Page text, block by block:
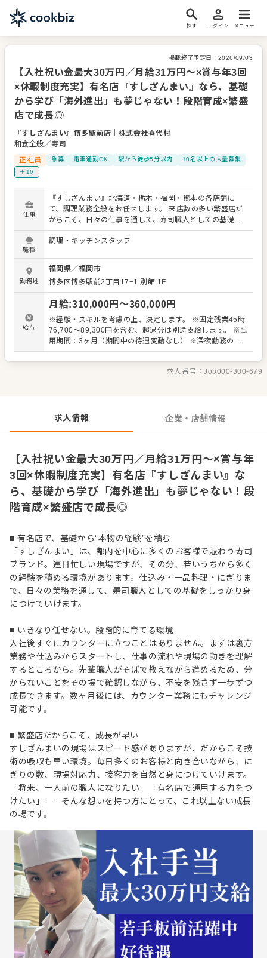
探す ログイン メニュー
掲載終了予定日： 2026/09/03
【入社祝い金最大30万円／月給31万円～×賞与年3回
×休暇制度充実】有名店『すしざんまい』なら、基礎
から学び「海外進出」も夢じゃない！段階育成×繁盛
店で成長◎
『すしざんまい』博多駅前店
株式会社喜代村
和食全般／寿司
正社員
急募 電車通勤OK 駅から徒歩5分以内
10名以上の大量募集
＋16
仕事
『すしざんまい』北海道・栃木・福岡・熊本の各店舗に
て、調理業務全般をお任せします。 来店数の多い繁盛店だ
からこそ、日々の仕事を通して、寿司職人としての基礎と
現場力を着実に身につけていける環境です。 ＜入社後の流
れ＞ まずは仕込みや一品料理の調理など、裏方業務からス
ため、仕事の流れや動きを学びながら、無理なく現場に慣
れていくことができます。 仕事に慣れてきたら、徐々にカ
ウンター業務にも挑戦。 目安として、入社後3～4ヶ月ほど
でカウンターに立つスタッフが多く、段階的に経験を積め
る体制が整っています。 ＜主な業務内容＞ ・仕込み業務全
般 ・一品料理の調理 ・カウンター内でのすしのにぎり ・
営業中の調理・現場対応 毎日多くのお客様と向き合う繁盛
店だからこそ、にぎりの数や接客の経験も豊富。 「一人前
い」そんな方に最適な環境です。
職種
調理・キッチンスタッフ
勤務地
福岡県／福岡市
博多区博多駅前2丁目17−1 別館 1F
給与
月給:310,000円〜360,000円
※経験・スキルを考慮の上、決定します。 ※固定残業45時
76,700～89,300円を含む、超過分は別途支給します。 ※試
用期間：3ヶ月（期間中の待遇変動なし） ※深夜勤務の場
合、深夜手当は別途支給します。
求人番号：Job000-300-679
求人情報 企業・店舗情報
【入社祝い金最大30万円／月給31万円～×賞与年
3回×休暇制度充実】有名店『すしざんまい』な
ら、基礎から学び「海外進出」も夢じゃない！段
階育成×繁盛店で成長◎
■ 有名店で、基礎から“本物の経験”を積む
「すしざんまい」は、都内を中心に多くのお客様で賑わう寿司
ブランド。連日忙しい現場ですが、その分、若いうちから多く
の経験を積める環境があります。仕込み・一品料理・にぎりま
で、日々の業務を通して、寿司職人としての基礎をしっかり身
につけていけます。
■ いきなり任せない。段階的に育てる環境
入社後すぐにカウンターに立つことはありません。まずは裏方
業務や仕込みからスタートし、仕事の流れや現場の動きを理解
するところから。先輩職人がそばで教えながら進めるため、分
からないことをその場で確認しながら、不安を残さず一歩ずつ
成長できます。数ヶ月後には、カウンター業務にもチャレンジ
可能です。
■ 繁盛店だからこそ、成長が早い
すしざんまいの現場はスピード感がありますが、だからこそ技
術の吸収も早い環境。毎日多くのお客様と向き合いながら、に
ぎりの数、現場対応力、接客力を自然と身につけていけます。
「将来、一人前の職人になりたい」「有名店で通用する力をつ
けたい」――そんな想いを持つ方にとって、これ以上ない成長
の場です。